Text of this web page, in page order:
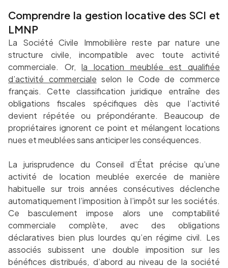
Comprendre la gestion locative des SCI et
LMNP
La Société Civile Immobilière reste par nature une
structure civile, incompatible avec toute activité
commerciale. Or,la location meublée est qualifiée
d’activité commerciale selon le Code de commerce
français. Cette classification juridique entraîne des
obligations fiscales spécifiques dès que l’activité
devient répétée ou prépondérante. Beaucoup de
propriétaires ignorent ce point et mélangent locations
nues et meublées sans anticiper les conséquences.
La jurisprudence du Conseil d’État précise qu’une
activité de location meublée exercée de manière
habituelle sur trois années consécutives déclenche
automatiquement l’imposition à l’impôt sur les sociétés.
Ce basculement impose alors une comptabilité
commerciale complète, avec des obligations
déclaratives bien plus lourdes qu’en régime civil. Les
associés subissent une double imposition sur les
bénéfices distribués, d’abord au niveau de la société